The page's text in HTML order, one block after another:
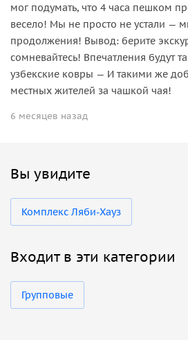
мог подумать, что 4 часа пешком
весело! Мы не просто не устали —
продолжения! Вывод: берите
сомневайтесь! Впечатления будут
узбекские ковры — И такими же
местных жителей за чашкой чая!
6 месяцев назад
Вы увидите
Комплекс Ляби-Хауз
Входит в эти категории
Групповые